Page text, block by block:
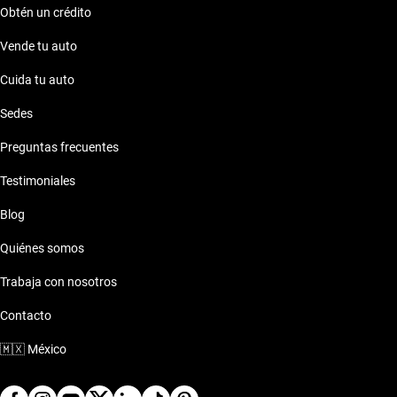
Obtén un crédito
Vende tu auto
Cuida tu auto
Sedes
Preguntas frecuentes
Testimoniales
Blog
Quiénes somos
Trabaja con nosotros
Contacto
🇲🇽 México